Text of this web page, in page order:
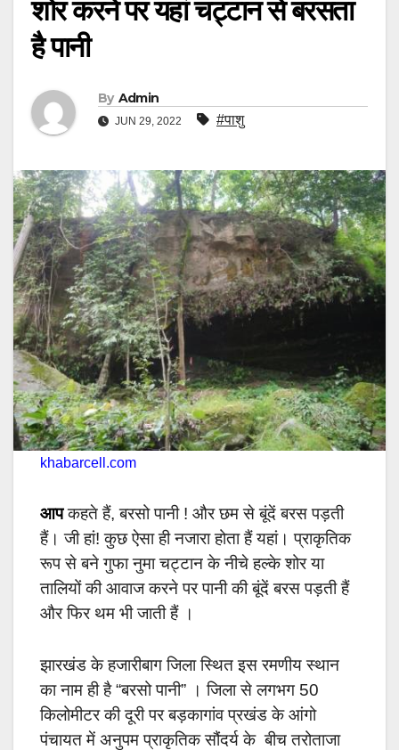
शोर करने पर यहां चट्टान से बरसता
है पानी
By Admin
JUN 29, 2022 #पाशु
khabarcell.com
आपकहते हैं, बरसो पानी ! और छम से बूंदें बरस पड़ती
हैं। जी हां! कुछ ऐसा ही नजारा होता हैं यहां। प्राकृतिक
रूप से बने गुफा नुमा चट्टान के नीचे हल्केशोर या
तालियों की आवाज करने पर पानी की बूंदें बरस पड़ती हैं
और फिर थम भी जाती हैं ।
झारखंड के हजारीबाग जिला स्थित इस रमणीय स्थान
का नाम ही है “बरसो पानी” । जिला से लगभग 50
किलोमीटर की दूरी पर बड़कागांव प्रखंड के आंगो
पंचायत में अनुपम प्राकृतिक सौंदर्य के बीच तरोताजा